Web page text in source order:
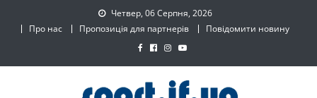
Четвер, 06 Серпня, 2026
Про нас
Пропозиція для партнерів Повідомити новину